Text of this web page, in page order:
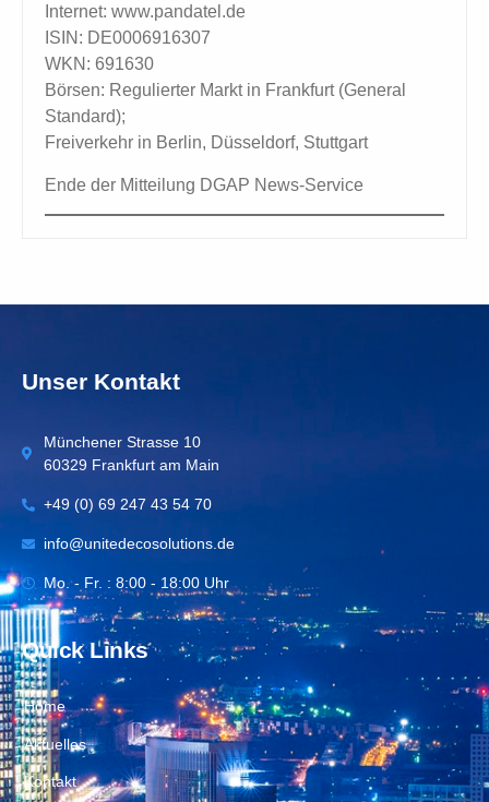
Internet: www.pandatel.de
ISIN: DE0006916307
WKN: 691630
Börsen: Regulierter Markt in Frankfurt (General
Standard);
Freiverkehr in Berlin, Düsseldorf, Stuttgart
Ende der Mitteilung DGAP News-Service
Unser Kontakt
Münchener Strasse 10
60329 Frankfurt am Main
+49 (0) 69 247 43 54 70
info@unitedecosolutions.de
Mo. - Fr. : 8:00 - 18:00 Uhr
Quick Links
Home
Aktuelles
Kontakt